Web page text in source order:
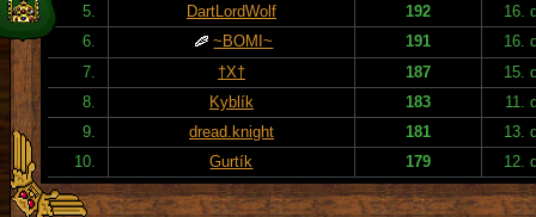
5.
DartLordWolf 192
16.
6.
~BOMI~ 191
16.
7.
†X† 187
15.
8.
Kyblík 183
11.
9.
dread.knight 181
13.
10.
Gurtík 179 12.